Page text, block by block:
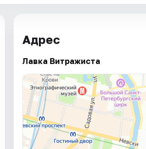
Адрес
Лавка Витражиста